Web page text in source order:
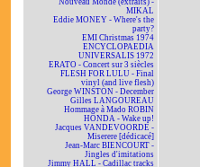
Nouveau Monde (extraits) -
MIKAL
Eddie MONEY - Where's the
party?
EMI Christmas 1974
ENCYCLOPAEDIA
UNIVERSALIS 1972
ERATO - Concert sur 3 siècles
FLESH FOR LULU - Final
vinyl (and live flesh)
George WINSTON - December
Gilles LANGOUREAU
Hommage à Mado ROBIN
HONDA - Wake up!
Jacques VANDEVOORDE -
Miserere [dédicacé]
Jean-Marc BIENCOURT -
Jingles d'imitations
Jimmy HALL - Cadillac tracks